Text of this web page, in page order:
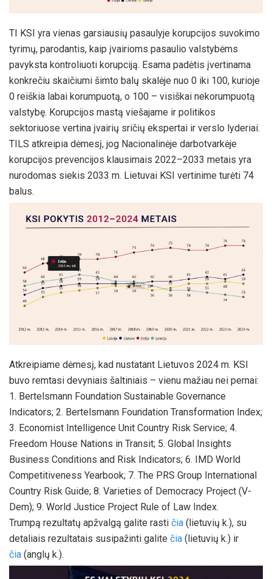
TI KSI yra vienas garsiausių pasaulyje korupcijos suvokimo
tyrimų, parodantis, kaip įvairioms pasaulio valstybėms
pavyksta kontroliuoti korupciją. Esama padėtis įvertinama
konkrečiu skaičiumi šimto balų skalėje nuo 0 iki 100, kurioje
0 reiškia labai korumpuotą, o 100 – visiškai nekorumpuotą
valstybę. Korupcijos mastą viešajame ir politikos
sektoriuose vertina įvairių sričių ekspertai ir verslo lyderiai.
TILS atkreipia dėmesį, jog Nacionalinėje darbotvarkėje
korupcijos prevencijos klausimais 2022–2033 metais yra
nurodomas siekis 2033 m. Lietuvai KSI vertinime turėti 74
balus.
Atkreipiame dėmesį, kad nustatant Lietuvos 2024 m. KSI
buvo remtasi devyniais šaltiniais – vienu mažiau nei pernai:
1. Bertelsmann Foundation Sustainable Governance
Indicators; 2. Bertelsmann Foundation Transformation Index;
3. Economist Intelligence Unit Country Risk Service; 4.
Freedom House Nations in Transit; 5. Global Insights
Business Conditions and Risk Indicators; 6. IMD World
Competitiveness Yearbook; 7. The PRS Group International
Country Risk Guide; 8. Varieties of Democracy Project (V-
Dem); 9. World Justice Project Rule of Law Index.
Trumpą rezultatų apžvalgą galite rasti čia (lietuvių k.), su
detaliais rezultatais susipažinti galite čia (lietuvių k.) ir
čia (anglų k.).